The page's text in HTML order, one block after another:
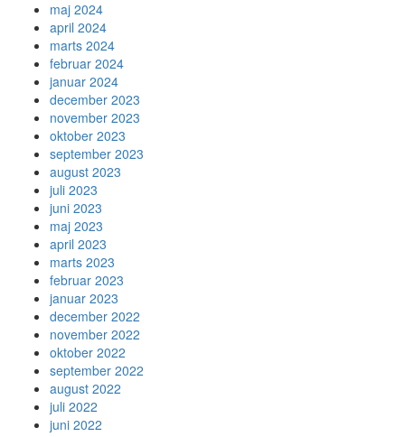
maj 2024
april 2024
marts 2024
februar 2024
januar 2024
december 2023
november 2023
oktober 2023
september 2023
august 2023
juli 2023
juni 2023
maj 2023
april 2023
marts 2023
februar 2023
januar 2023
december 2022
november 2022
oktober 2022
september 2022
august 2022
juli 2022
juni 2022